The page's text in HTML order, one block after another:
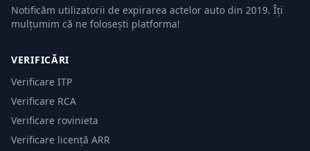
Notificăm utilizatorii de expirarea actelor auto din 2019. Îți
mulțumim că ne folosești platforma!
VERIFICĂRI
Verificare ITP
Verificare RCA
Verificare rovinieta
Verificare licență ARR